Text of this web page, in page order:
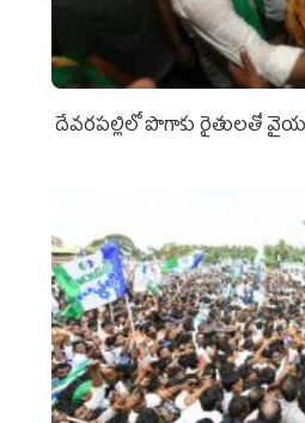
దేవరపల్లిలో పొగాకు రైతులతో